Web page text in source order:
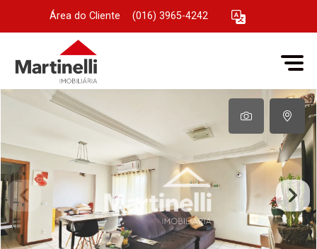
Área do Cliente (016) 3965-4242